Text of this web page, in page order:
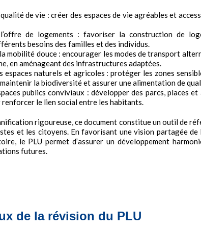
de vie : créer des espaces de vie agréables et
de logements : favoriser la construction de
besoins des familles et des individus.
mobilité douce : encourager les modes de transport
en aménageant des infrastructures adaptées.
espaces naturels et agricoles : protéger les zones
la biodiversité et assurer une alimentation de
publics conviviaux : développer des parcs, places
le lien social entre les habitants.
rigoureuse, ce document constitue un outil de
et les citoyens. En favorisant une vision partagée de
le PLU permet d’assurer un développement
futures.
de la révision du PLU